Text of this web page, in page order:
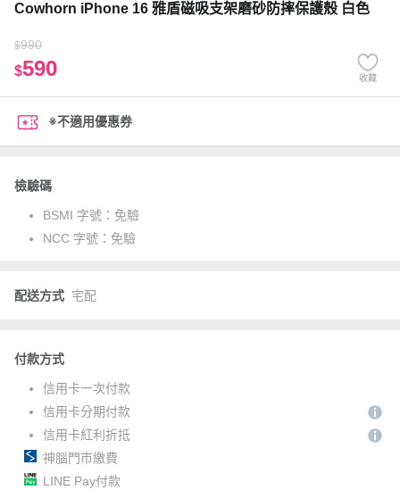
Cowhorn iPhone 16 雅盾磁吸支架磨砂防摔保護殼 白色
$990
$590 收藏
※不適用優惠券
檢驗碼
BSMI 字號： 免驗
NCC 字號： 免驗
配送方式 宅配
付款方式
信用卡一次付款
信用卡分期付款
信用卡紅利折抵
神腦門市繳費
LINE Pay付款